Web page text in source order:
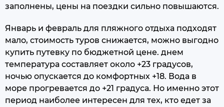
заполнены, цены на поездки сильно повышаются.
Январь и февраль для пляжного отдыха подходят
мало, стоимость туров снижается, можно выгодно
купить путевку по бюджетной цене. днем
температура составляет около +23 градусов,
ночью опускается до комфортных +18. Вода в
море прогревается до +21 градуса. Но именно этот
период наиболее интересен для тех, кто едет за